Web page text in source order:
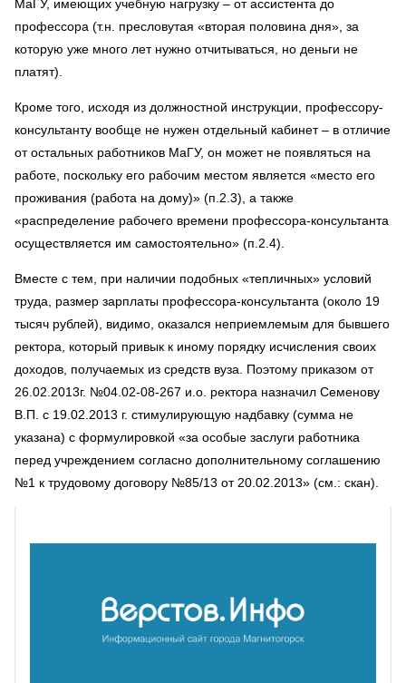
МаГУ, имеющих учебную нагрузку – от ассистента до
профессора (т.н. пресловутая «вторая половина дня», за
которую уже много лет нужно отчитываться, но деньги не
платят).
Кроме того, исходя из должностной инструкции, профессору-
консультанту вообще не нужен отдельный кабинет – в отличие
от остальных работников МаГУ, он может не появляться на
работе, поскольку его рабочим местом является «место его
проживания (работа на дому)» (п.2.3), а также
«распределение рабочего времени профессора-консультанта
осуществляется им самостоятельно» (п.2.4).
Вместе с тем, при наличии подобных «тепличных» условий
труда, размер зарплаты профессора-консультанта (около 19
тысяч рублей), видимо, оказался неприемлемым для бывшего
ректора, который привык к иному порядку исчисления своих
доходов, получаемых из средств вуза. Поэтому приказом от
26.02.2013г. №04.02-08-267 и.о. ректора назначил Семенову
В.П. с 19.02.2013 г. стимулирующую надбавку (сумма не
указана) с формулировкой «за особые заслуги работника
перед учреждением согласно дополнительному соглашению
№1 к трудовому договору №85/13 от 20.02.2013» (см.: скан).